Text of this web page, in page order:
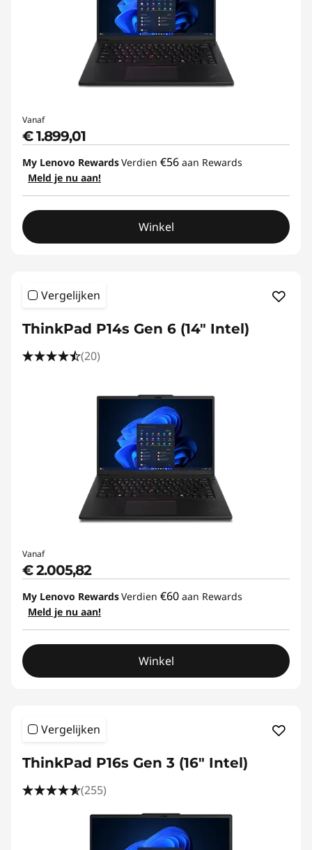
Vanaf
€ 1.899,01
My Lenovo RewardsVerdien €56 aan Rewards
Meld je nu aan!
Winkel
Vergelijken
ThinkPad P14s Gen 6 (14" Intel)
(20)
Vanaf
€ 2.005,82
My Lenovo RewardsVerdien €60 aan Rewards
Meld je nu aan!
Winkel
Vergelijken
ThinkPad P16s Gen 3 (16″ Intel)
(255)